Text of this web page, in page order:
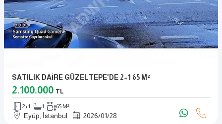
SATILIK DAİRE GÜZELTEPE'DE 2+1 65 M²
2.100.000 TL
2+1 1 65 M²
Eyüp, İstanbul 2026/01/28